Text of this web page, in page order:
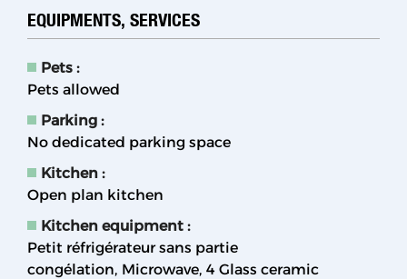
EQUIPMENTS, SERVICES
Pets :
Pets allowed
Parking :
No dedicated parking space
Kitchen :
Open plan kitchen
Kitchen equipment :
Petit réfrigérateur sans partie
congélation Microwave 4 Glass ceramic